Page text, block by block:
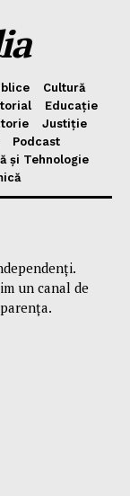
Cultură
Educație
Justiție
Podcast
și Tehnologie
un canal de